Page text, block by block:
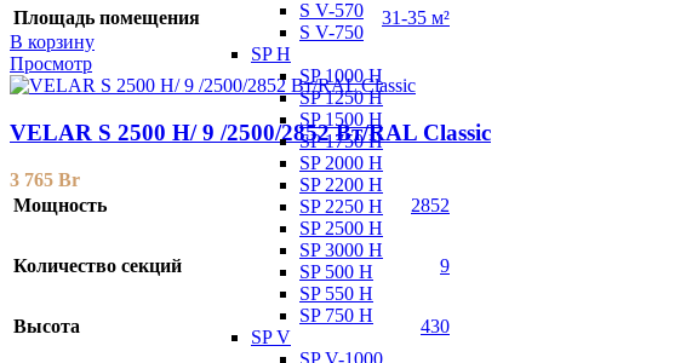
S V-570
S V-750
SP H
SP 1000 H
SP 1250 H
SP 1500 H
SP 1750 H
SP 2000 H
SP 2200 H
SP 2250 H
SP 2500 H
SP 3000 H
SP 500 H
SP 550 H
SP 750 H
SP V
SP V-1000
Площадь помещения
31-35 м²
В корзину
Просмотр
VELAR S 2500 H/ 9 /2500/2852 Вт/RAL Classic
3 765 Br
Мощность
2852
Количество секций 9
Высота 430